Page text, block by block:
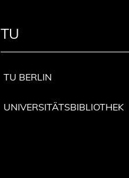
TU
TU BERLIN
UNIVERSITÄTSBIBLIOTHEK